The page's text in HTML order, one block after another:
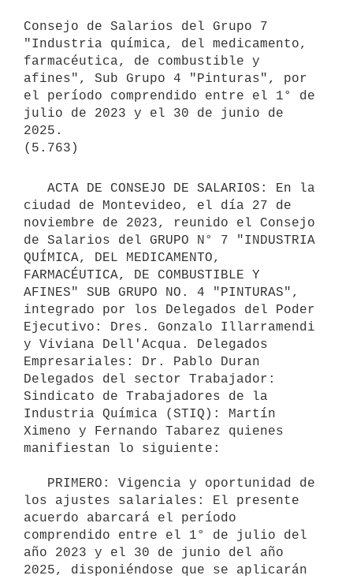
Consejo de Salarios del Grupo 7
"Industria química, del medicamento,
farmacéutica, de combustible y
afines", Sub Grupo 4 "Pinturas", por
el período comprendido entre el 1° de
julio de 2023 y el 30 de junio de
2025.
ciudad de Montevideo, el día 27 de
noviembre de 2023, reunido el Consejo
de Salarios del GRUPO N° 7 "INDUSTRIA
QUÍMICA, DEL MEDICAMENTO,
FARMACÉUTICA, DE COMBUSTIBLE Y
AFINES" SUB GRUPO NO. 4 "PINTURAS",
integrado por los Delegados del Poder
Ejecutivo: Dres. Gonzalo Illarramendi
y Viviana Dell'Acqua. Delegados
Empresariales: Dr. Pablo Duran
Delegados del sector Trabajador:
Sindicato de Trabajadores de la
Industria Química (STIQ): Martín
Ximeno y Fernando Tabarez quienes
manifiestan lo siguiente:
los ajustes salariales: El presente
acuerdo abarcará el período
comprendido entre el 1° de julio del
año 2023 y el 30 de junio del año
2025, disponiéndose que se aplicarán